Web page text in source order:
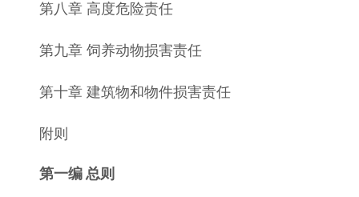
第八章 高度危险责任
第九章 饲养动物损害责任
第十章 建筑物和物件损害责任
附则
第一编 总则